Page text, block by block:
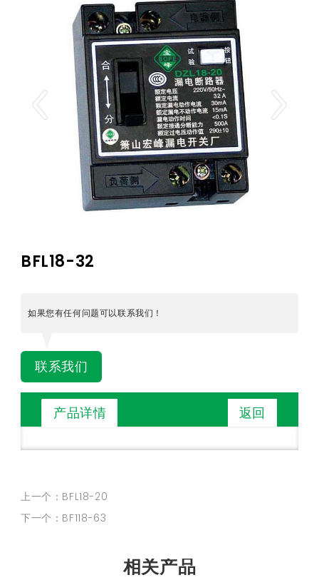
BFL18-32
如果您有任何问题可以联系我们！
联系我们
产品详情 返回
上一个：BFL18-20
下一个：BF118-63
相关产品